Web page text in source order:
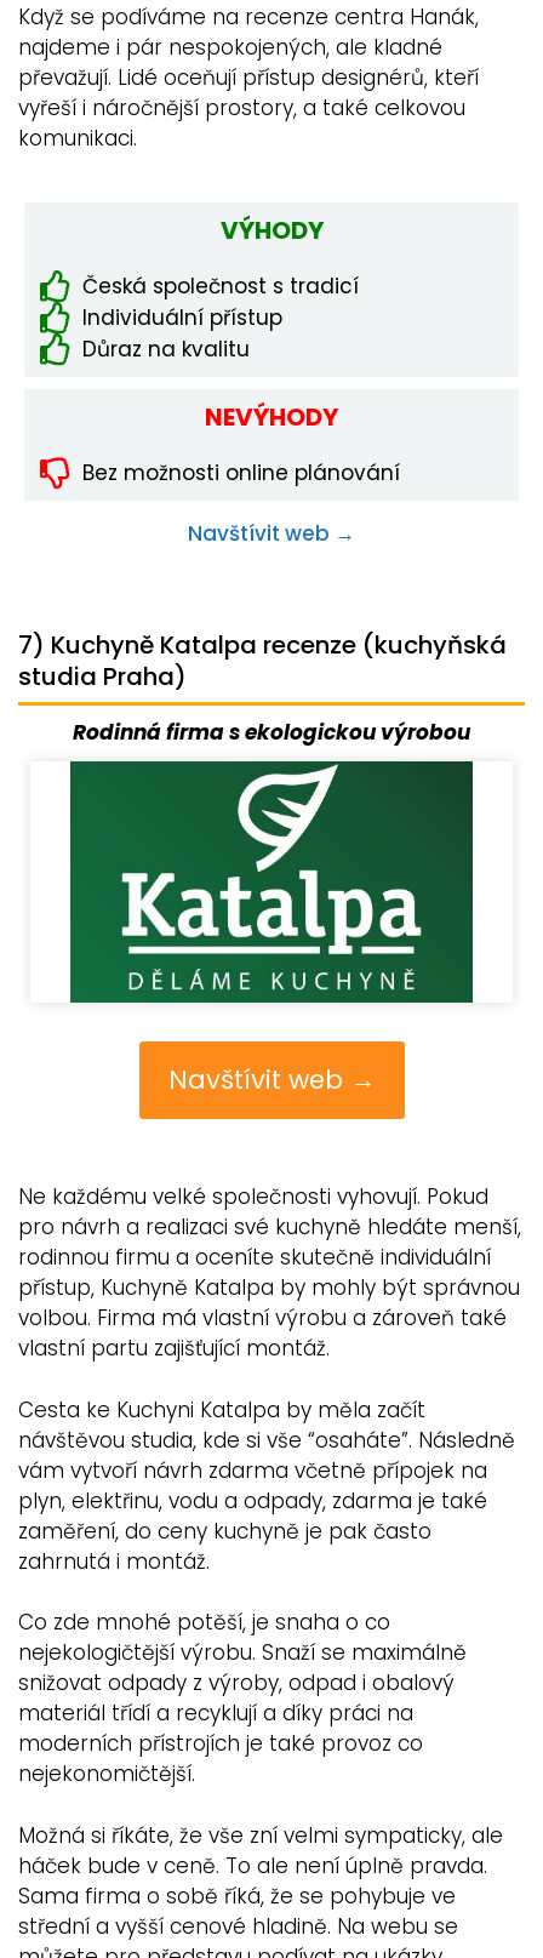
Když se podíváme na recenze centra Hanák,
najdeme i pár nespokojených, ale kladné
převažují. Lidé oceňují přístup designérů, kteří
vyřeší i náročnější prostory, a také celkovou
komunikaci.
VÝHODY
Česká společnost s tradicí
Individuální přístup
Důraz na kvalitu
NEVÝHODY
Bez možnosti online plánování
Navštívit web →
7) Kuchyně Katalpa recenze (kuchyňská
studia Praha)
Rodinná firma s ekologickou výrobou
Navštívit web →
Ne každému velké společnosti vyhovují. Pokud
pro návrh a realizaci své kuchyně hledáte menší,
rodinnou firmu a oceníte skutečně individuální
přístup, Kuchyně Katalpa by mohly být správnou
volbou. Firma má vlastní výrobu a zároveň také
vlastní partu zajišťující montáž.
Cesta ke Kuchyni Katalpa by měla začít
návštěvou studia, kde si vše “osaháte”. Následně
vám vytvoří návrh zdarma včetně přípojek na
plyn, elektřinu, vodu a odpady, zdarma je také
zaměření, do ceny kuchyně je pak často
zahrnutá i montáž.
Co zde mnohé potěší, je snaha o co
nejekologičtější výrobu. Snaží se maximálně
snižovat odpady z výroby, odpad i obalový
materiál třídí a recyklují a díky práci na
moderních přístrojích je také provoz co
nejekonomičtější.
Možná si říkáte, že vše zní velmi sympaticky, ale
háček bude v ceně. To ale není úplně pravda.
Sama firma o sobě říká, že se pohybuje ve
střední a vyšší cenové hladině. Na webu se